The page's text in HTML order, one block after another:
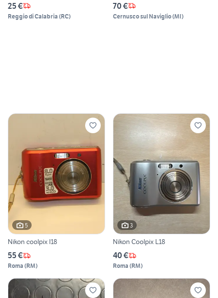
25 €
Reggio di Calabria (RC)
70 €
Cernusco sul Naviglio(MI)
5
Nikon coolpix l18
55 €
Roma (RM)
3
Nikon Coolpix L18
40 €
Roma (RM)